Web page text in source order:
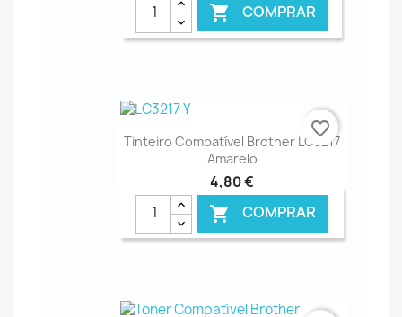
 COMPRAR
Tinteiro Compatível Brother LC3217
Amarelo
4,80 €
 COMPRAR
favorite_border